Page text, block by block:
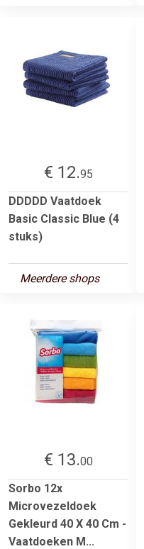
€ 12.95
DDDDD Vaatdoek
Basic Classic Blue (4
stuks)
Meerdere shops
€ 13.00
Sorbo 12x
Microvezeldoek
Gekleurd 40 X 40 Cm -
Vaatdoeken M...